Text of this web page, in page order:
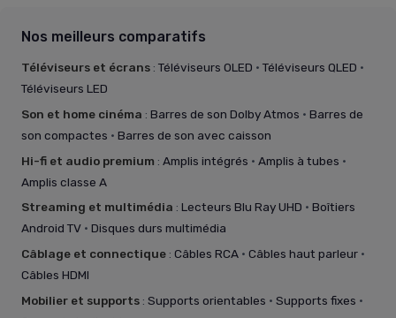
Nos meilleurs comparatifs
Téléviseurs et écrans : Téléviseurs OLED · Téléviseurs QLED ·
Téléviseurs LED
Son et home cinéma : Barres de son Dolby Atmos · Barres de
son compactes · Barres de son avec caisson
Hi-fi et audio premium : Amplis intégrés · Amplis à tubes ·
Amplis classe A
Streaming et multimédia : Lecteurs Blu Ray UHD · Boîtiers
Android TV · Disques durs multimédia
Câblage et connectique : Câbles RCA · Câbles haut parleur ·
Câbles HDMI
Mobilier et supports : Supports orientables · Supports fixes ·